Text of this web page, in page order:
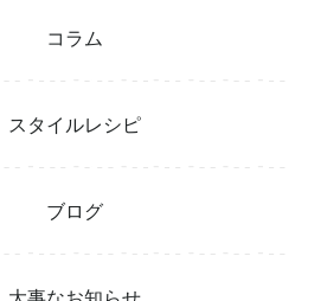
コラム
スタイルレシピ
ブログ